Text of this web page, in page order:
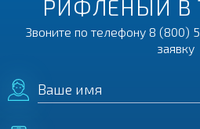
РИФЛЕНЫЙ В
Звоните по телефону 8 (800)
заявку
Ваше имя